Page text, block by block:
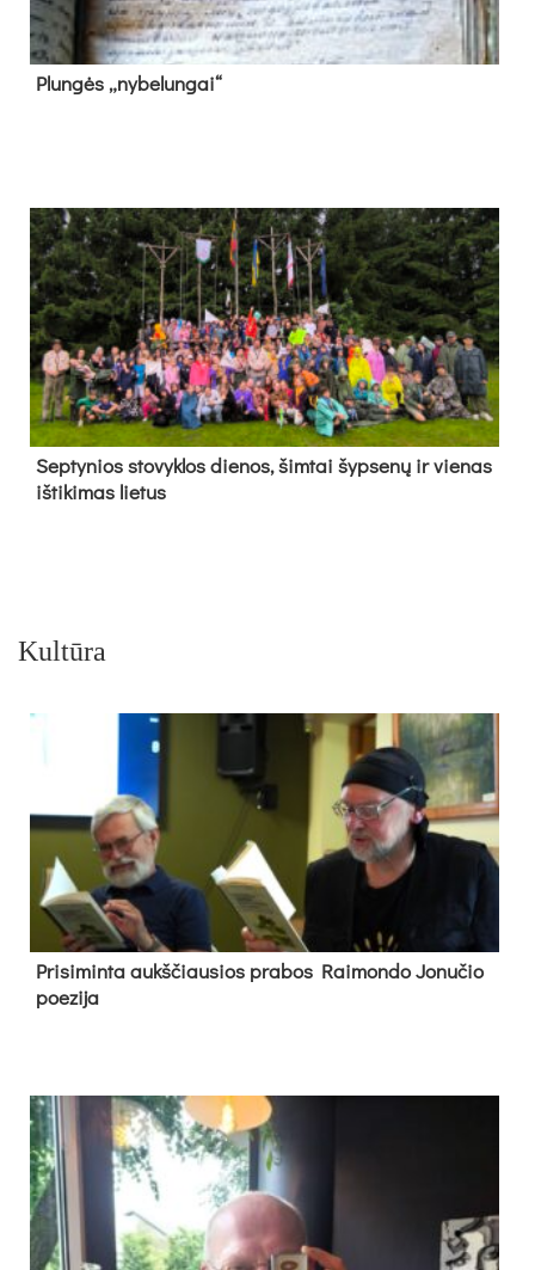
Plun­gės „ny­be­lun­gai“
Sep­ty­nios sto­vyk­los die­nos, šim­tai šyp­se­nų ir vie­nas
iš­ti­ki­mas lie­tus
Kultūra
Pri­si­min­ta aukš­čiau­sios pra­bos Rai­mon­do Jo­nu­čio
poe­zi­ja